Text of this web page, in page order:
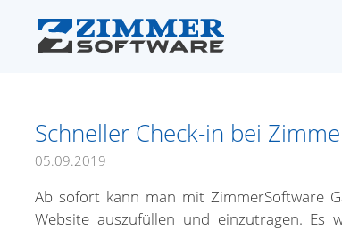
Schneller Check-in bei
05.09.2019
Ab sofort kann man mit ZimmerSoftware
Website auszufüllen und einzutragen.